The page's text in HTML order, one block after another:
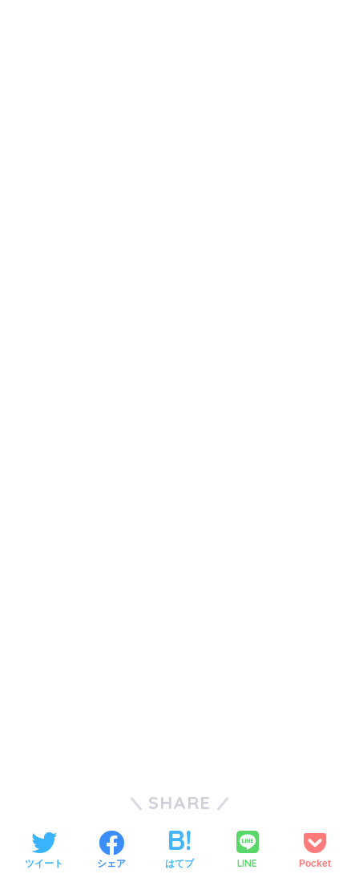
SHARE
ツイート シェア はてブ LINE Pocket